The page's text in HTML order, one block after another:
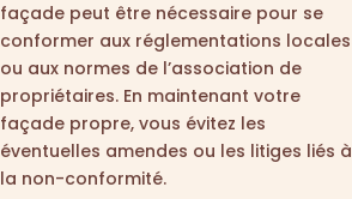
façade peut être nécessaire pour se
conformer aux réglementations locales
ou aux normes de l’association de
propriétaires. En maintenant votre
façade propre, vous évitez les
éventuelles amendes ou les litiges liés à
la non-conformité.